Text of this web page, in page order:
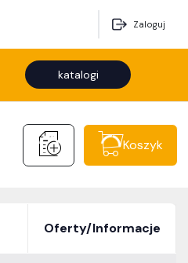
Zaloguj
katalogi
Koszyk
Oferty/Informacje